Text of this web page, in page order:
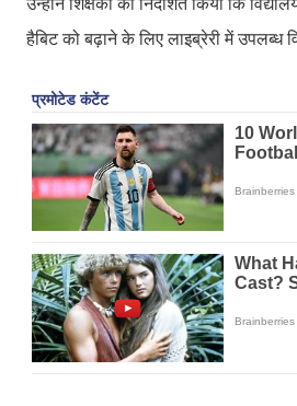
हैबिट को बढ़ाने के लिए लाइब्रेरी में उपलब्ध